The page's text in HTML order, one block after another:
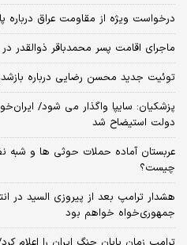
درخواست ویژه از مقاومت عراق درباره
ماجرای اقامت پسر محمدباقر ذوالقدر
توئیت جدید محسن رضایی درباره
پزشکیان: سایپا واگذار می شود/
دولت استیضاح شد
عربستان آماده حملات حوثی ها و شبه
چیست؟
هشدار ترامپ بعد از پیروزی السید در
جمهوری‌خواه خواهم بود